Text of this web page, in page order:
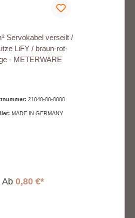
Servokabel verseilt /
LiFY / braun-rot-
- METERWARE
21040-00-0000
MADE IN GERMANY
Ab 0,80 €*